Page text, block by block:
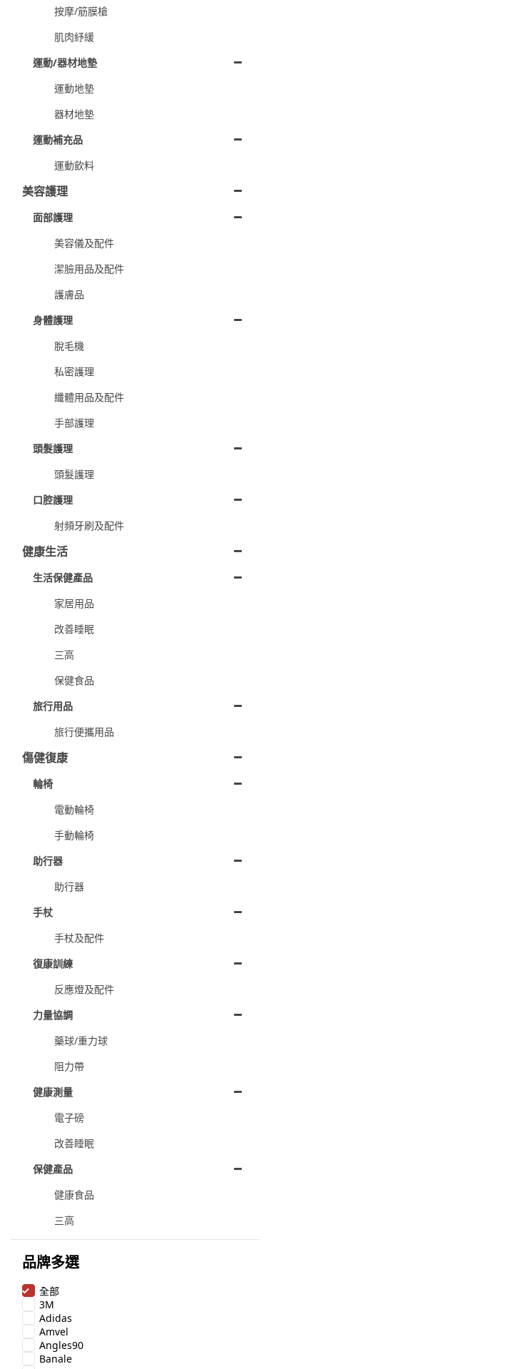
按摩/筋膜槍
肌肉紓緩
運動/器材地墊
運動地墊
器材地墊
運動補充品
運動飲料
美容護理
面部護理
美容儀及配件
潔臉用品及配件
護膚品
身體護理
脫毛機
私密護理
纖體用品及配件
手部護理
頭髮護理
頭髮護理
口腔護理
射頻牙刷及配件
健康生活
生活保健產品
家居用品
改善睡眠
三高
保健食品
旅行用品
旅行便攜用品
傷健復康
輪椅
電動輪椅
手動輪椅
助行器
助行器
手杖
手杖及配件
復康訓練
反應燈及配件
力量協調
藥球/重力球
阻力帶
健康測量
電子磅
改善睡眠
保健產品
健康食品
三高
品牌多選
全部
3M
Adidas
Amvel
Angles90
Banale